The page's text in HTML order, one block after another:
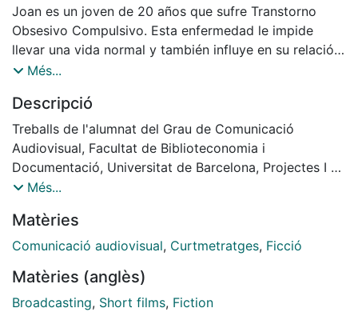
Joan es un joven de 20 años que sufre Transtorno
Obsesivo Compulsivo. Esta enfermedad le impide
llevar una vida normal y también influye en su relación
con Carla, su pareja, puesto que sus manías se
siempre llegue tarde y desoués de una discusión, Carla
tiene un accidente y es entonces cuando el
prrotagonista olvida por un momento todas sus
manías y corre a buscarla.
Més...
Descripció
Treballs de l'alumnat del Grau de Comunicació
Audiovisual, Facultat de Biblioteconomia i
Documentació, Universitat de Barcelona, Projectes I -
Grup9. Curs: 2014-2015
Productor: Grup 9; Aj. producció: ; Guionista: Grup 9;
Director de fotografia: Andrea Torrijos; Càmera:
Il·luminador: Laia González i Irene Moreno; Direcció
artística: Andrea Torrijos; Direcció de so: Meryam Lara;
Més...
Matèries
Comunicació audiovisual, Curtmetratges, Ficció
Matèries (anglès)
Broadcasting, Short films, Fiction